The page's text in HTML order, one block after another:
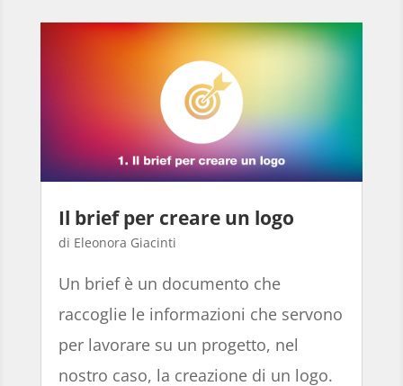
Il brief per creare un logo
Eleonora Giacinti
Un brief è un documento che
raccoglie le informazioni che servono
per lavorare su un progetto, nel
nostro caso, la creazione di un logo.